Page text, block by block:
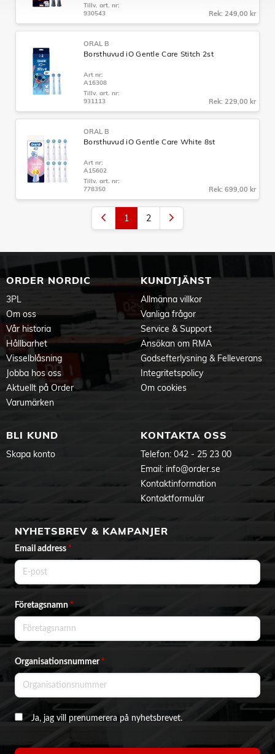
Tillv. art. nr:
930543
Rek: 249,00 kr
ORAL B
Borsthuvud iO Gentle Care Stitch 2st
Art nr:
A16308
Tillv. art. nr:
931113
Rek: 229,00 kr
ORAL B
Borsthuvud iO Gentle Care White 8st
Art nr:
A15602
Tillv. art. nr:
778350
Rek: 699,00 kr
1 2
ORDER NORDIC
3PL
Om oss
Vår historia
Hållbarhet
Visselblåsning
Jobba hos oss
Aktuellt på Order
Varumärken
KUNDTJÄNST
Allmänna villkor
Vanliga frågor
Service & Support
Ansökan om RMA
Godsefterlysning & Felleverans
Integritetspolicy
Om cookies
BLI KUND
Skapa konto
KONTAKTA OSS
Telefon: 042 - 25 23 00
Email: info@order.se
Kontaktinformation
Kontaktformulär
NYHETSBREV & KAMPANJER
Email address *
Företagsnamn*
Organisationsnummer *
Ja, jag vill prenumerera på nyhetsbrevet.